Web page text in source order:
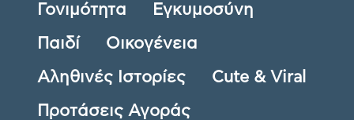
Γονιμότητα Εγκυμοσύνη
Παιδί Οικογένεια
Αληθινές Ιστορίες Cute & Viral
Προτάσεις Αγοράς